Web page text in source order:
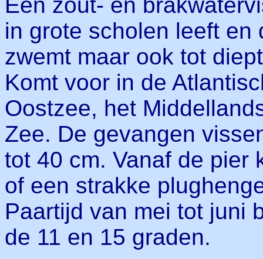
in grote scholen leeft en
zwemt maar ook tot
Komt voor in de
Oostzee, het
Zee. De gevangen
tot 40 cm. Vanaf de pier
of een strakke
Paartijd van mei tot juni
de 11 en 15 graden.